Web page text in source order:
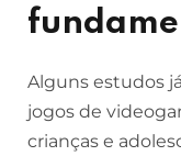
Alguns estudos
jogos de
crianças e